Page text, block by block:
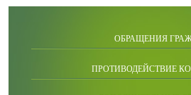
ОБРАЩЕНИЯ
ПРОТИВОДЕЙСТВИЕ